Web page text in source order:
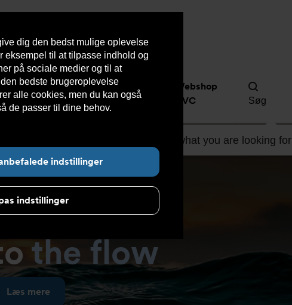
dig den bedst mulige oplevelse
eksempel til at tilpasse indhold og
på sociale medier og til at
bedste brugeroplevelse
alle cookies, men du kan også
de passer til dine behov.
indstillinger
indstillinger
Teknisk
hjælp
Kundeservice
Webshop
DVC
Find what you are looking for
Søg
the flow
Læs mere